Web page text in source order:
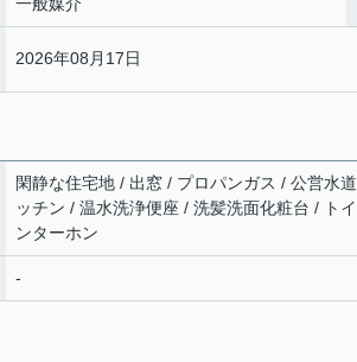
2026年08月17日
閑静な住宅地 / 出窓 / プロパンガス / 公営水
ッチン / 温水洗浄便座 / 洗髪洗面化粧台 / ト
ンターホン
-